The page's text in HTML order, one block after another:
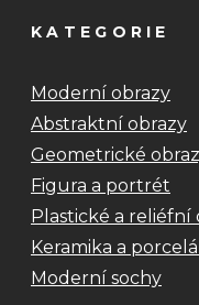
KATEGORIE
Moderní obrazy
Abstraktní obrazy
Geometrické
Figura a portrét
Plastické a reliéfní
Keramika a
Moderní sochy